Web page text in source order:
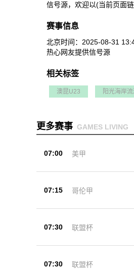
信号源，欢迎以(当前页面
赛事信息
北京时间：2025-08-31
热心网友提供信号源
相关标签
澳昆U23 阳光海岸
更多赛事 GAMES LIVING
07:00 美甲
07:15 哥伦甲
07:30 联盟杯
07:30 联盟杯